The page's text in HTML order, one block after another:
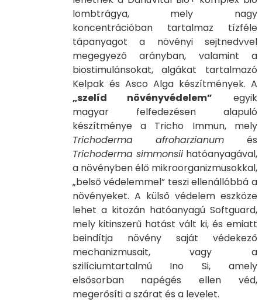
lombtrágya, mely nagy
koncentrációban tartalmaz tízféle
tápanyagot a növényi sejtnedvvel
megegyező arányban, valamint a
biostimulánsokat, algákat tartalmazó
Kelpak és Asco Alga készítmények. A
„szelíd növényvédelem” egyik
magyar felfedezésen alapuló
készítménye a Tricho Immun, mely
Trichoderma afroharzianum és
Trichoderma simmonsiihatóanyagával,
a növényben élő mikroorganizmusokkal,
„belső védelemmel” teszi ellenállóbbá a
növényeket. A külső védelem eszköze
lehet a kitozán hatóanyagú Softguard,
mely kitinszerű hatást vált ki, és emiatt
beindítja növény saját védekező
mechanizmusait, vagy a
szilíciumtartalmú Ino Si, amely
elsősorban napégés ellen véd,
megerősíti a szárat és a levelet.